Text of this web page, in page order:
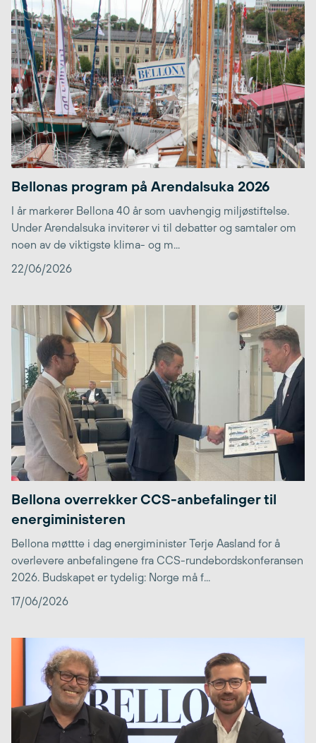
Bellonas program på Arendalsuka 2026
I år markerer Bellona 40 år som uavhengig miljøstiftelse.
Under Arendalsuka inviterer vi til debatter og samtaler om
noen av de viktigste klima- og m...
22/06/2026
Bellona overrekker CCS-anbefalinger til
energiministeren
Bellona møttte i dag energiminister Terje Aasland for å
overlevere anbefalingene fra CCS-rundebordskonferansen
2026. Budskapet er tydelig: Norge må f...
17/06/2026